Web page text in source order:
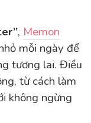
, Memon
mỗi ngày để
tương lai. Điều
từ cách làm
không ngừng